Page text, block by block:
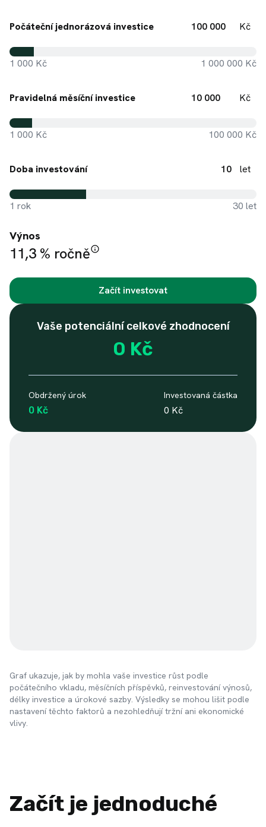
Počáteční jednorázová investice Kč
1 000 Kč 1 000 000 Kč
Pravidelná měsíční investice Kč
1 000 Kč 100 000 Kč
Doba investování let
1 rok 30 let
Výnos
11,3 % ročně
Začít investovat
Vaše potenciální celkové zhodnocení
0 Kč
Obdržený úrok
0 Kč
Investovaná částka
0 Kč
Graf ukazuje, jak by mohla vaše investice růst podle
počátečního vkladu, měsíčních příspěvků, reinvestování výnosů,
délky investice a úrokové sazby. Výsledky se mohou lišit podle
nastavení těchto faktorů a nezohledňují tržní ani ekonomické
vlivy.
Začít je jednoduché